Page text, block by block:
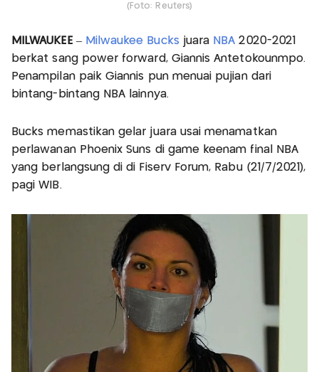
(Foto: Reuters)
MILWAUKEE– Milwaukee Bucksjuara NBA2020-2021
berkat sang power forward, Giannis Antetokounmpo.
Penampilan paik Giannis pun menuai pujian dari
bintang-bintang NBA lainnya.
Bucks memastikan gelar juara usai menamatkan
perlawanan Phoenix Suns di game keenam final NBA
yang berlangsung di di Fiserv Forum, Rabu (21/7/2021),
pagi WIB.